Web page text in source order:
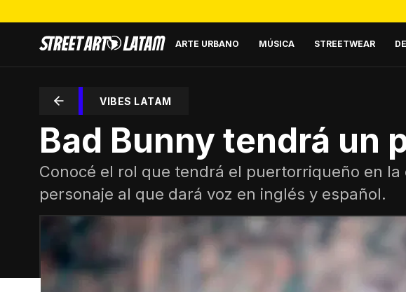
ARTE URBANO MÚSICA STREETWEAR
VIBES LATAM
Bad Bunny tendrá un
Conocé el rol que tendrá el puertorriqueño en
personaje al que dará voz en inglés y español.